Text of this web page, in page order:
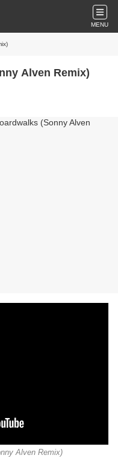
MENU
Alven Remix)
Alven Remix)